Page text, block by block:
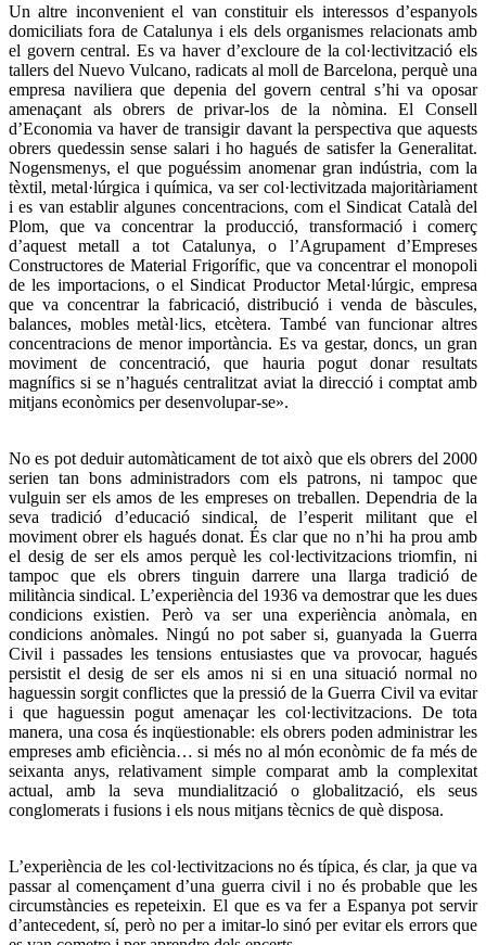
Un altre inconvenient el van constituir els interessos d’espanyols
domiciliats fora de Catalunya i els dels organismes relacionats amb
el govern central. Es va haver d’excloure de la col·lectivització els
tallers del Nuevo Vulcano, radicats al moll de Barcelona, ​​perquè una
empresa naviliera que depenia del govern central s’hi va oposar
amenaçant als obrers de privar-los de la nòmina. El Consell
d’Economia va haver de transigir davant la perspectiva que aquests
obrers quedessin sense salari i ho hagués de satisfer la Generalitat.
Nogensmenys, el que poguéssim anomenar gran indústria, com la
tèxtil, metal·lúrgica i química, va ser col·lectivitzada majoritàriament
i es van establir algunes concentracions, com el Sindicat Català del
Plom, que va concentrar la producció, transformació i comerç
d’aquest metall a tot Catalunya, o l’Agrupament d’Empreses
Constructores de Material Frigorífic, que va concentrar el monopoli
de les importacions, o el Sindicat Productor Metal·lúrgic, empresa
que va concentrar la fabricació, distribució i venda de bàscules,
balances, mobles metàl·lics, etcètera. També van funcionar altres
concentracions de menor importància. Es va gestar, doncs, un gran
moviment de concentració, que hauria pogut donar resultats
magnífics si se n’hagués centralitzat aviat la direcció i comptat amb
mitjans econòmics per desenvolupar-se».
No es pot deduir automàticament de tot això que els obrers del 2000
serien tan bons administradors com els patrons, ni tampoc que
vulguin ser els amos de les empreses on treballen. Dependria de la
seva tradició d’educació sindical, de l’esperit militant que el
moviment obrer els hagués donat. És clar que no n’hi ha prou amb
el desig de ser els amos perquè les col·lectivitzacions triomfin, ni
tampoc que els obrers tinguin darrere una llarga tradició de
militància sindical. L’experiència del 1936 va demostrar que les dues
condicions existien. Però va ser una experiència anòmala, en
condicions anòmales. Ningú no pot saber si, guanyada la Guerra
Civil i passades les tensions entusiastes que va provocar, hagués
persistit el desig de ser els amos ni si en una situació normal no
haguessin sorgit conflictes que la pressió de la Guerra Civil va evitar
i que haguessin pogut amenaçar les col·lectivitzacions. De tota
manera, una cosa és inqüestionable: els obrers poden administrar les
empreses amb eficiència… si més no al món econòmic de fa més de
seixanta anys, relativament simple comparat amb la complexitat
actual, amb la seva mundialització o globalització, els seus
conglomerats i fusions i els nous mitjans tècnics de què disposa.
L’experiència de les col·lectivitzacions no és típica, és clar, ja que va
passar al començament d’una guerra civil i no és probable que les
circumstàncies es repeteixin. El que es va fer a Espanya pot servir
d’antecedent, sí, però no per a imitar-lo sinó per evitar els errors que